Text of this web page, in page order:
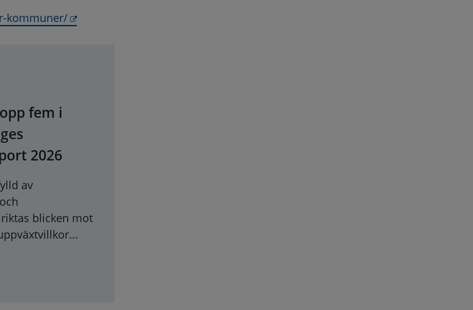
kommuner/ Länk till annan webbplats, öppnas i nytt fönster.
fem i
2026
av
blicken mot